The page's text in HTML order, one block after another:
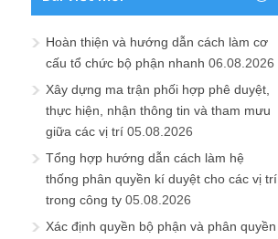
Hoàn thiện và hướng dẫn cách làm cơ
cấu tổ chức bộ phận nhanh 06.08.2026
Xây dựng ma trận phối hợp phê duyệt,
thực hiện, nhận thông tin và tham mưu
giữa các vị trí 05.08.2026
Tổng hợp hướng dẫn cách làm hệ
thống phân quyền kí duyệt cho các vị trí
trong công ty 05.08.2026
Xác định quyền bộ phận và phân quyền